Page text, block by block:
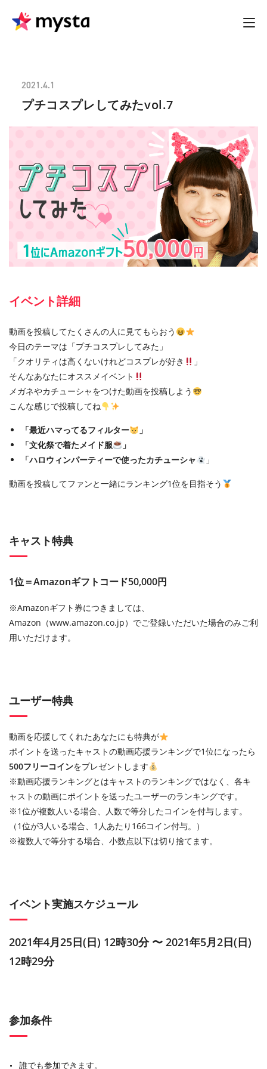
2021.4.1
プチコスプレしてみたvol.7
イベント詳細
動画を投稿してたくさんの人に見てもらおう
今日のテーマは「プチコスプレしてみた」
「クオリティは高くないけれどコスプレが好き
」
そんなあなたにオススメイベント
メガネやカチューシャをつけた動画を投稿しよう
こんな感じで投稿してね
「最近ハマってるフィルター
」
「文化祭で着たメイド服
」
「ハロウィンパーティーで使ったカチューシャ
」
動画を投稿してファンと一緒にランキング1位を目指そう
キャスト特典
1位＝Amazonギフトコード50,000円
※Amazonギフト券につきましては、
Amazon（www.amazon.co.jp）でご登録いただいた場合のみご利
用いただけます。
ユーザー特典
動画を応援してくれたあなたにも特典が
ポイントを送ったキャストの動画応援ランキングで1位になったら
500フリーコインをプレゼントします
※動画応援ランキングとはキャストのランキングではなく、各キ
ャストの動画にポイントを送ったユーザーのランキングです。
※1位が複数人いる場合、人数で等分したコインを付与します。
（1位が3人いる場合、1人あたり166コイン付与。）
※複数人で等分する場合、小数点以下は切り捨てます。
イベント実施スケジュール
2021年4月25日(日) 12時30分 〜 2021年5月2日(日)
12時29分
参加条件
誰でも参加できます。